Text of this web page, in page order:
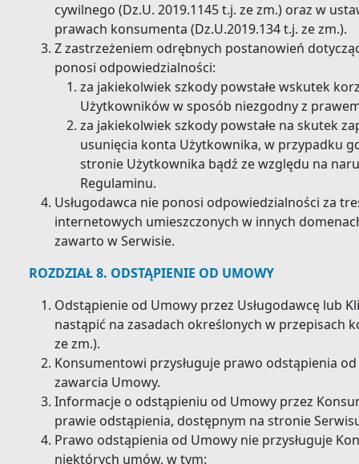
cywilnego (Dz.U. 2019.1145 t.j. ze zm.) oraz w
prawach konsumenta (Dz.U.2019.134 t.j. ze zm.).
Z zastrzeżeniem odrębnych postanowień
ponosi odpowiedzialności:
za jakiekolwiek szkody powstałe wskutek
Użytkowników w sposób niezgodny z
za jakiekolwiek szkody powstałe na skutek
usunięcia konta Użytkownika, w przypadku
stronie Użytkownika bądź ze względu na
Regulaminu.
Usługodawca nie ponosi odpowiedzialności za
internetowych umieszczonych w innych
zawarto w Serwisie.
ROZDZIAŁ 8. ODSTĄPIENIE OD UMOWY
Odstąpienie od Umowy przez Usługodawcę lub
nastąpić na zasadach określonych w przepisach
ze zm.).
Konsumentowi przysługuje prawo odstąpienia
zawarcia Umowy.
Informacje o odstąpieniu od Umowy przez
prawie odstąpienia, dostępnym na stronie
Prawo odstąpienia od Umowy nie przysługuje
niektórych umów, w tym: